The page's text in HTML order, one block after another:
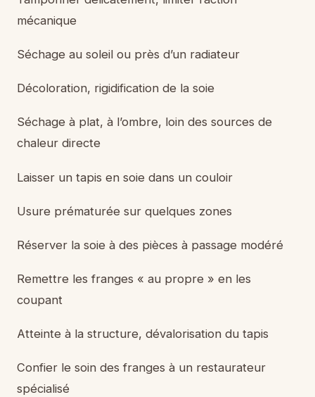
mécanique
Séchage au soleil ou près d’un radiateur
Décoloration, rigidification de la soie
Séchage à plat, à l’ombre, loin des sources de
chaleur directe
Laisser un tapis en soie dans un couloir
Usure prématurée sur quelques zones
Réserver la soie à des pièces à passage modéré
Remettre les franges « au propre » en les
coupant
Atteinte à la structure, dévalorisation du tapis
Confier le soin des franges à un restaurateur
spécialisé